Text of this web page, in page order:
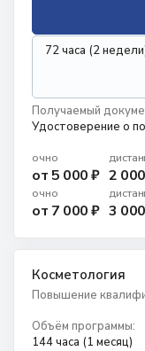
72 часа (2
Получаемый
Удостоверение о
очно
от 5 000 ₽ 2
очно
от 7 000 ₽ 3
Косметология
Повышение
Объём программы:
144 часа (1 месяц)